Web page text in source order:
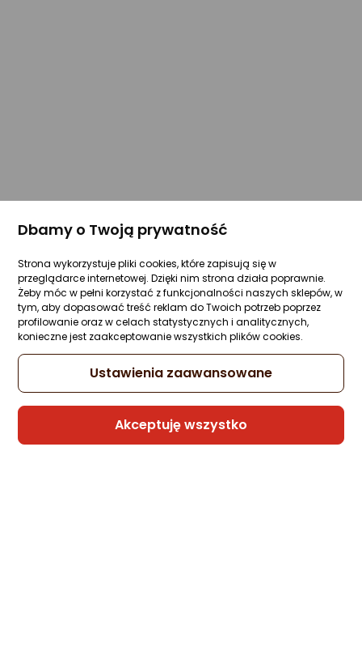
Dbamy o Twoją prywatność
Strona wykorzystuje pliki cookies, które zapisują się w
przeglądarce internetowej. Dzięki nim strona działa poprawnie.
Żeby móc w pełni korzystać z funkcjonalności naszych sklepów, w
tym, aby dopasować treść reklam do Twoich potrzeb poprzez
profilowanie oraz w celach statystycznych i analitycznych,
konieczne jest zaakceptowanie wszystkich plików cookies.
Ustawienia zaawansowane
Akceptuję wszystko